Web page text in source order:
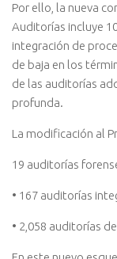
Por ello, la nueva
Auditorías incluye
integración de
de baja en los
de las auditorías
profunda.
La modificación al
19 auditorías
• 167 auditorías
• 2,058 auditorías